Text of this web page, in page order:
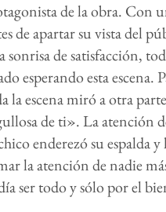
de la obra. Con
de apartar su vista del
sonrisa de satisfacción,
esperando esta
la escena miró a otra
de ti». La atención
enderezó su espalda
la atención de nadie
ser todo y sólo por el